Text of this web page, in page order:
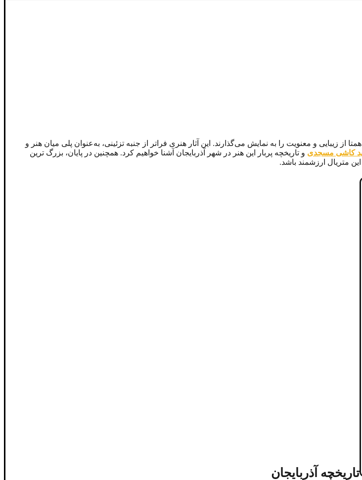
زیبایی و معنویت را به نمایش می‌گذارند. این آثار هنری فراتر از جنبه تزئینی، به‌عنوان پلی میان هنر و
کاشی‌ مسجدی و تاریخچه پربار این هنر در شهر آذربایجان آشنا خواهیم کرد. همچنین در پایان، بزرگ ‌ترین
متریال ارزشمند باشد.
تاریخچه آذربایجان